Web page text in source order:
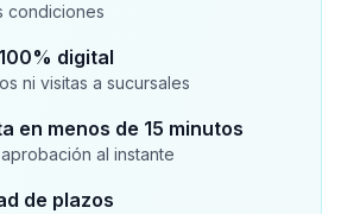
condiciones
digital
ni visitas a sucursales
en menos de 15 minutos
al instante
de plazos